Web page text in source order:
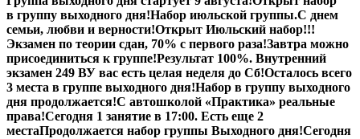
в группу выходного дня!Набор июльской группы.С днем
семьи, любви и верности!Открыт Июльский набор!!!
Экзамен по теории сдан, 70% с первого раза!Завтра можно
присоединиться к группе!Результат 100%. Внутренний
экзамен 249 ВУ вас есть целая неделя до Сб!Осталось всего
3 места в группе выходного дня!Набор в группу выходного
дня продолжается!С автошколой «Практика» реальные
права!Сегодня 1 занятие в 17:00. Есть еще 2
местаПродолжается набор группы Выходного дня!Сегодня